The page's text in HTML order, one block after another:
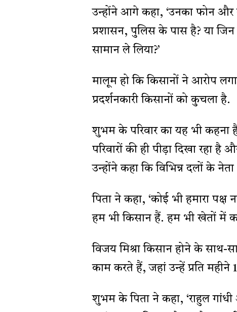
उन्होंने आगे कहा, ‘उनका फोन और
प्रशासन, पुलिस के पास है? या जिन
सामान ले लिया?’
मालूम हो कि किसानों ने आरोप
प्रदर्शनकारी किसानों को कुचला है.
शुभम के परिवार का यह भी कहना
परिवारों की ही पीड़ा दिखा रहा
उन्होंने कहा कि विभिन्न दलों के नेता
पिता ने कहा, ‘कोई भी हमारा
हम भी किसान हैं. हम भी खेतों में
विजय मिश्रा किसान होने के
काम करते हैं, जहां उन्हें प्रति
शुभम के पिता ने कहा, ‘राहुल गांधी